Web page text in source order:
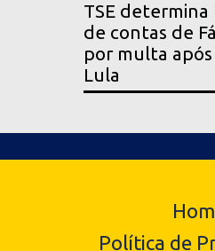
TSE
de contas de
por multa
Lula
Política de